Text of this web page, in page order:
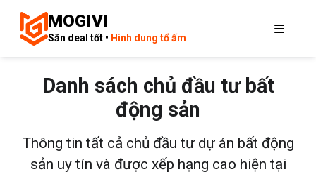
MOGIVI
Săn deal tốt • Hình dung tổ ấm
Danh sách chủ đầu tư bất
động sản
Thông tin tất cả chủ đầu tư dự án bất động
sản uy tín và được xếp hạng cao hiện tại